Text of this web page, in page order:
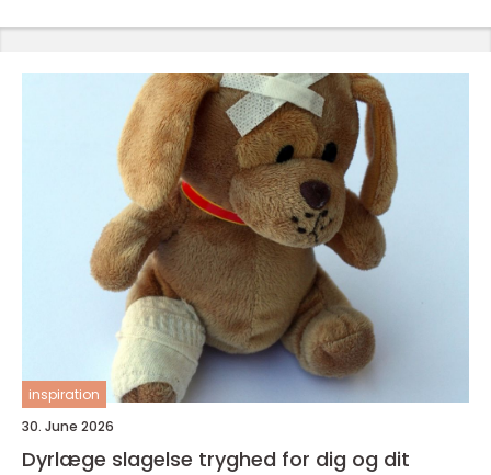
inspiration
30. June 2026
Dyrlæge slagelse tryghed for dig og dit